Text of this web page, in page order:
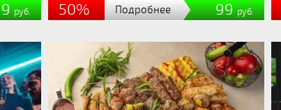
руб. 50% Подробнее 99руб.